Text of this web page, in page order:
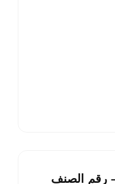
مربع – رقم الصنف